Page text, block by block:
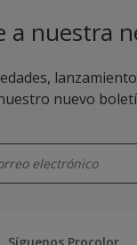
a nuestra
nuevo
Síguenos Procolor